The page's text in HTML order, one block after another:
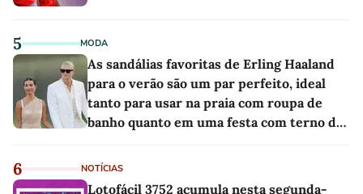
5 MODA
As sandálias favoritas de Erling Haaland
para o verão são um par perfeito, ideal
tanto para usar na praia com roupa de
banho quanto em uma festa com terno de
6 NOTÍCIAS
Lotofácil 3752 acumula nesta segunda-